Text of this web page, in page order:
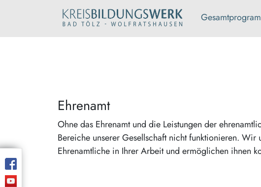
Ehrenamt
Ohne das Ehrenamt und die Leistungen der
Bereiche unserer Gesellschaft nicht funktionieren. Wir
Ehrenamtliche in Ihrer Arbeit und ermöglichen ihnen